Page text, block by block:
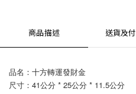
商品描述 送貨及
品名：十方轉運發財金
尺寸：41公分 * 25公分 * 11.5公分